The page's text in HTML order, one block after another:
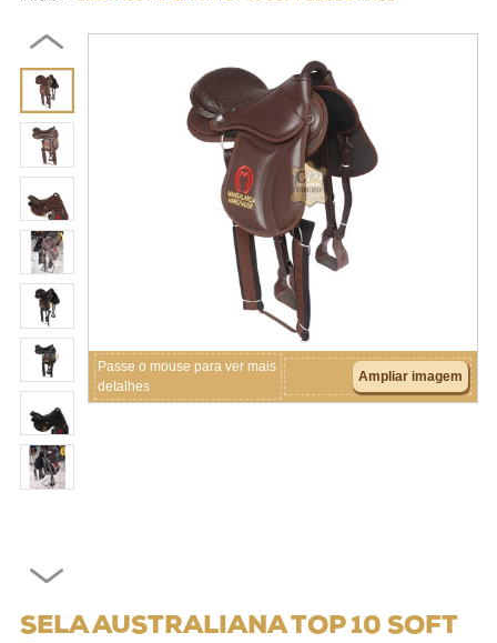
Artigos p/ Selaria
Bolsas / Pastas
Homens
Mulheres
Crianças
Couros
Acessórios
Passe o mouse para ver mais
detalhes
Ampliar imagem
SELA AUSTRALIANA TOP 10 SOFT